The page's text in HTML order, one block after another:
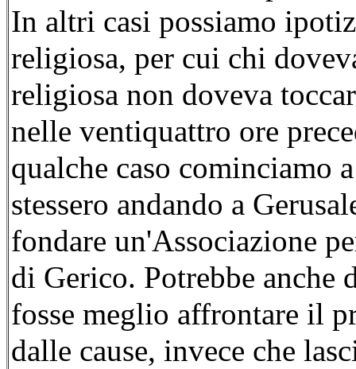
In altri casi possiamo
religiosa, per cui chi
religiosa non doveva
nelle ventiquattro ore
qualche caso cominciamo
stessero andando a
fondare un'Associazione
di Gerico. Potrebbe anche
fosse meglio affrontare il
dalle cause, invece che